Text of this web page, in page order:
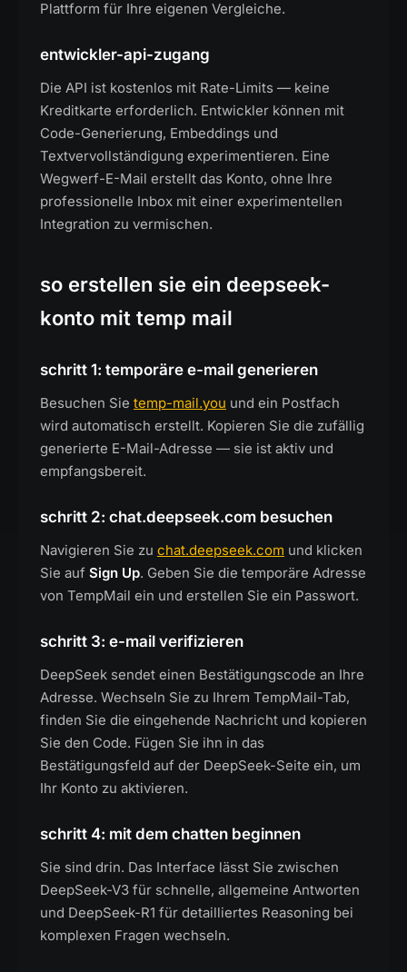
Plattform für Ihre eigenen Vergleiche.
entwickler-api-zugang
Die API ist kostenlos mit Rate-Limits — keine
Kreditkarte erforderlich. Entwickler können mit
Code-Generierung, Embeddings und
Textvervollständigung experimentieren. Eine
Wegwerf-E-Mail erstellt das Konto, ohne Ihre
professionelle Inbox mit einer experimentellen
Integration zu vermischen.
so erstellen sie ein deepseek-
konto mit temp mail
schritt 1: temporäre e-mail generieren
Besuchen Sie temp-mail.you und ein Postfach
wird automatisch erstellt. Kopieren Sie die zufällig
generierte E-Mail-Adresse — sie ist aktiv und
empfangsbereit.
schritt 2: chat.deepseek.com besuchen
Navigieren Sie zu chat.deepseek.com und klicken
Sie auf Sign Up. Geben Sie die temporäre Adresse
von TempMail ein und erstellen Sie ein Passwort.
schritt 3: e-mail verifizieren
DeepSeek sendet einen Bestätigungscode an Ihre
Adresse. Wechseln Sie zu Ihrem TempMail-Tab,
finden Sie die eingehende Nachricht und kopieren
Sie den Code. Fügen Sie ihn in das
Bestätigungsfeld auf der DeepSeek-Seite ein, um
Ihr Konto zu aktivieren.
schritt 4: mit dem chatten beginnen
Sie sind drin. Das Interface lässt Sie zwischen
DeepSeek-V3 für schnelle, allgemeine Antworten
und DeepSeek-R1 für detailliertes Reasoning bei
komplexen Fragen wechseln.